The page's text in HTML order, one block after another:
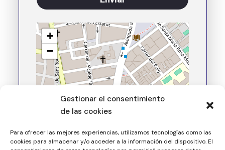
Gestionar el consentimiento
de las cookies
Para ofrecer las mejores experiencias, utilizamos tecnologías como las
cookies para almacenar y/o acceder a la información del dispositivo. El
+
−